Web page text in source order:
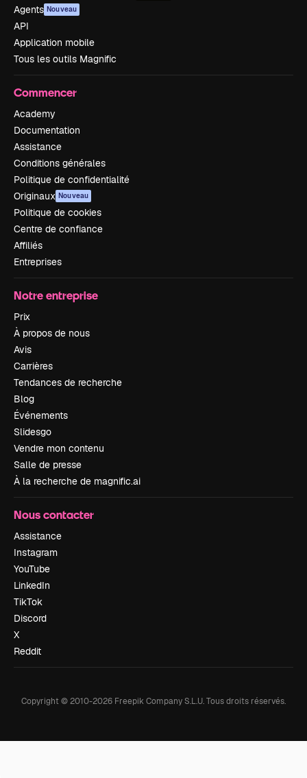
Agents Nouveau
API
Application mobile
Tous les outils Magnific
Commencer
Academy
Documentation
Assistance
Conditions générales
Politique de confidentialité
Originaux Nouveau
Politique de cookies
Centre de confiance
Affiliés
Entreprises
Notre entreprise
Prix
À propos de nous
Avis
Carrières
Tendances de recherche
Blog
Événements
Slidesgo
Vendre mon contenu
Salle de presse
À la recherche de magnific.ai
Nous contacter
Assistance
Instagram
YouTube
LinkedIn
TikTok
Discord
X
Reddit
Copyright © 2010-2026 Freepik Company S.L.U.Tous droits réservés.